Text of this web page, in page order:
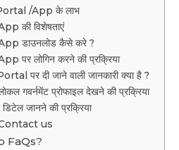
/App के लाभ
की विशेषताएं
डाउनलोड कैसे करे ?
पर लोगिन करने की प्रक्रिया
पर दी जाने वाली जानकारी क्या है ?
गवर्नमेंट प्रोफाइल देखने की प्रक्रिया
जानने की प्रक्रिया
us
FaQs?